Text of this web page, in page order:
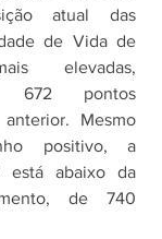
atual das
de Vida de
elevadas,
672 pontos
Mesmo
positivo, a
está abaixo da
de 740